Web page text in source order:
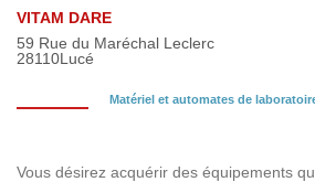
VITAM DARE
59 Rue du Maréchal Leclerc
28110Lucé
Matériel et automates de
Vous désirez acquérir des équipements